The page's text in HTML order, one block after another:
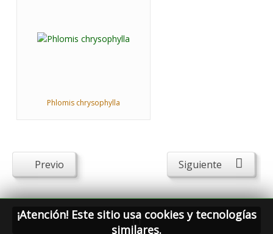
Phlomis chrysophylla
Previo Siguiente
¡Atención! Este sitio usa cookies y tecnologías
similares.